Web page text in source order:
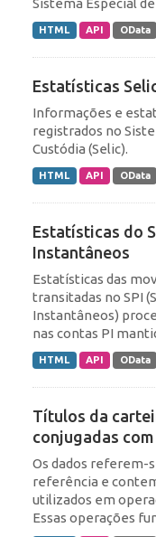
HTML API OData
Estatísticas
Informações e
registrados no
Custódia (Selic).
HTML API OData
Estatísticas do
Instantâneos
Estatísticas das
transitadas no SPI
Instantâneos)
nas contas PI
HTML API OData
Títulos da
conjugadas
Os dados referem-
referência e
utilizados em
Essas operações